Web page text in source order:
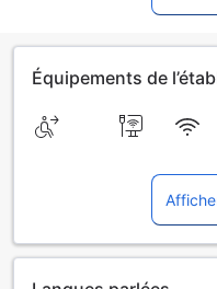
Équipements de